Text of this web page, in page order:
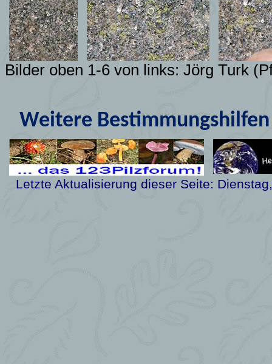
Bilder oben 1-6 von links: Jörg Turk
Weitere
Letzte Aktualisierung dieser Seite: